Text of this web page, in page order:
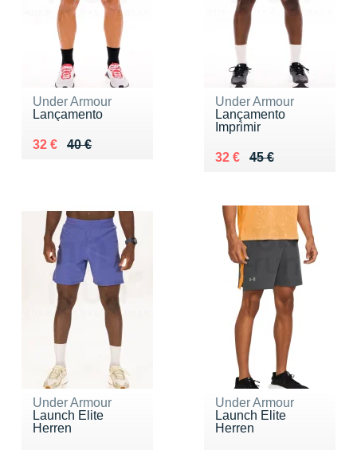
Under Armour
Lançamento
40 €
Au lieu de 40 €
32 €
Vendu 32 €
Under Armour
Lançamento
Imprimir
45 €
Au lieu de 45 €
32 €
Vendu 32 €
Under Armour
Launch Elite
Herren
Under Armour
Launch Elite
Herren